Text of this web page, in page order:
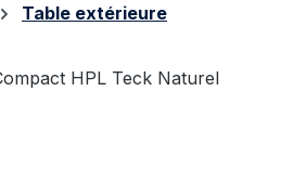
Table extérieure